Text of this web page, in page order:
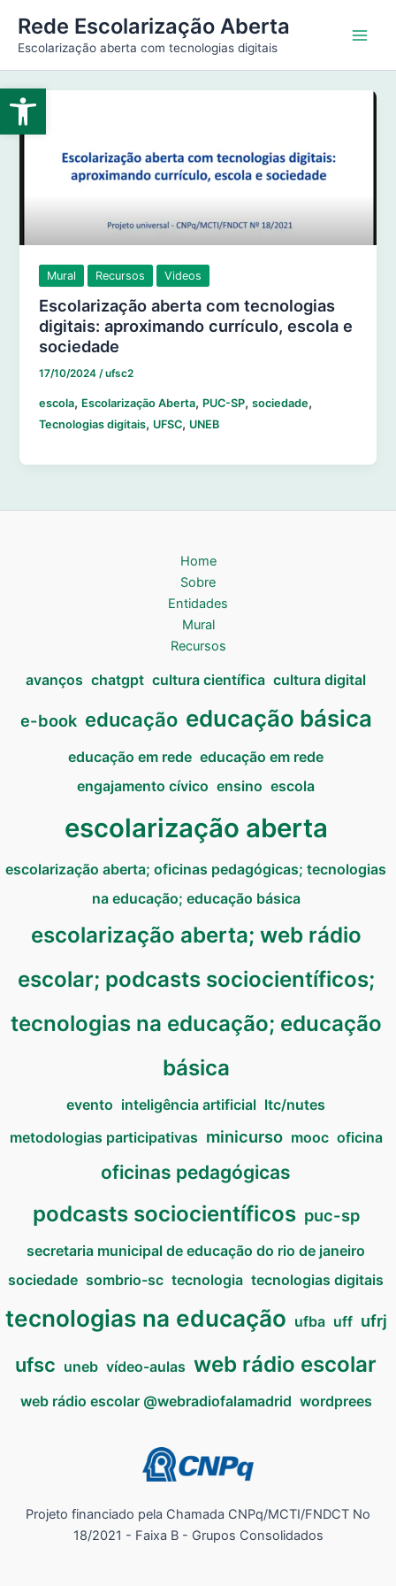
Abrir a barra de ferramentas
para
conteúdo
Rede Escolarização Aberta
Escolarização aberta com tecnologias digitais
Mural Recursos Videos
Escolarização aberta com tecnologias
digitais: aproximando currículo, escola e
sociedade
17/10/2024/ufsc2
escola, Escolarização Aberta, PUC-SP,sociedade,
Tecnologias digitais, UFSC, UNEB
Home
Sobre
Entidades
Mural
Recursos
avanços chatgpt cultura científica cultura digital
e-book educação educação básica
educação em rede educação em rede
engajamento cívico ensino escola
escolarização aberta
escolarização aberta; oficinas pedagógicas; tecnologias
na educação; educação básica
escolarização aberta; web rádio
escolar; podcasts sociocientíficos;
tecnologias na educação; educação
básica
evento inteligência artificial ltc/nutes
metodologias participativas minicurso mooc oficina
oficinas pedagógicas
podcasts sociocientíficos puc-sp
secretaria municipal de educação do rio de janeiro
sociedade sombrio-sc tecnologia tecnologias digitais
tecnologias na educação ufba uff ufrj
ufsc uneb vídeo-aulas web rádio escolar
web rádio escolar @webradiofalamadrid wordprees
Projeto financiado pela Chamada CNPq/MCTI/FNDCT No
18/2021 - Faixa B - Grupos Consolidados